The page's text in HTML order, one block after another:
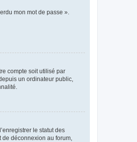
mon mot de passe ».
compte soit utilisé par
un ordinateur public,
le statut des
déconnexion au forum,